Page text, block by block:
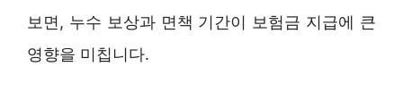
보면, 누수 보상과 면책 기간이 보험금 지급에 큰
영향을 미칩니다.